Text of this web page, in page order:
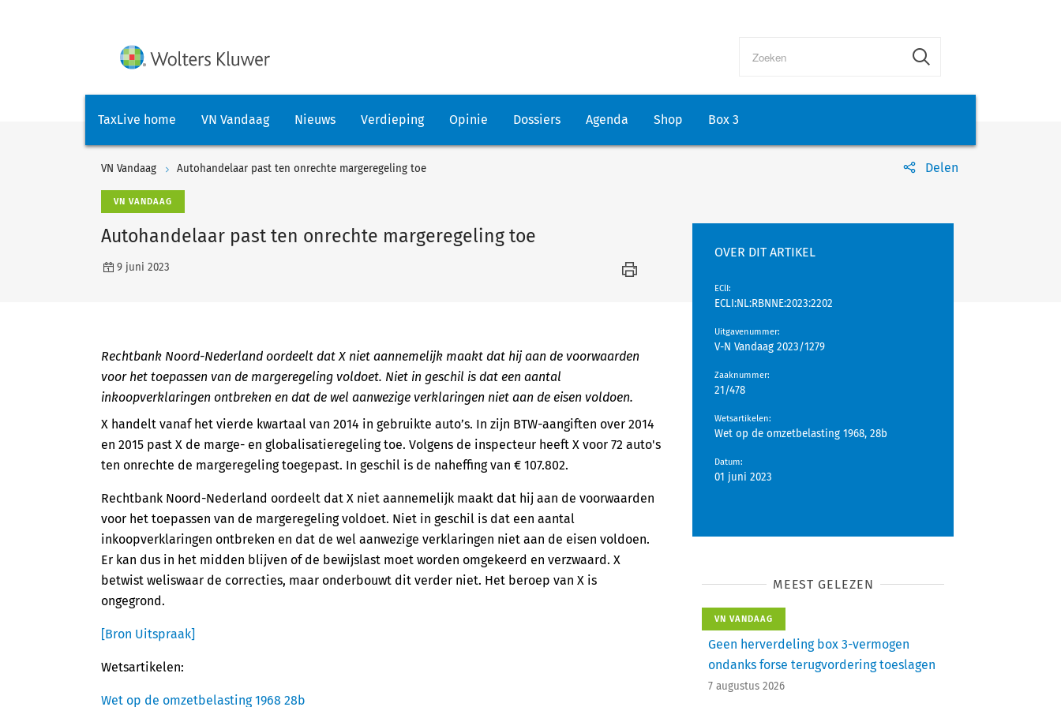
TaxLive home VN Vandaag Nieuws Verdieping Opinie Dossiers Agenda Shop Box 3
VN Vandaag Autohandelaar past ten onrechte margeregeling toe Delen
VN VANDAAG
Autohandelaar past ten onrechte margeregeling toe
9 juni 2023
Rechtbank Noord-Nederland oordeelt dat X niet aannemelijk maakt dat hij aan de voorwaarden
voor het toepassen van de margeregeling voldoet. Niet in geschil is dat een aantal
inkoopverklaringen ontbreken en dat de wel aanwezige verklaringen niet aan de eisen voldoen.
X handelt vanaf het vierde kwartaal van 2014 in gebruikte auto’s. In zijn BTW-aangiften over 2014
en 2015 past X de marge- en globalisatieregeling toe. Volgens de inspecteur heeft X voor 72 auto's
ten onrechte de margeregeling toegepast. In geschil is de naheffing van € 107.802.
Rechtbank Noord-Nederland oordeelt dat X niet aannemelijk maakt dat hij aan de voorwaarden
voor het toepassen van de margeregeling voldoet. Niet in geschil is dat een aantal
inkoopverklaringen ontbreken en dat de wel aanwezige verklaringen niet aan de eisen voldoen.
Er kan dus in het midden blijven of de bewijslast moet worden omgekeerd en verzwaard. X
betwist weliswaar de correcties, maar onderbouwt dit verder niet. Het beroep van X is
ongegrond.
[Bron Uitspraak]
Wetsartikelen:
Wet op de omzetbelasting 1968 28b
OVER DIT ARTIKEL
EClI:
ECLI:NL:RBNNE:2023:2202
Uitgavenummer:
V-N Vandaag 2023/1279
Zaaknummer:
21/478
Wetsartikelen:
Wet op de omzetbelasting 1968, 28b
Datum:
01 juni 2023
MEEST GELEZEN
VN VANDAAG
Geen herverdeling box 3-vermogen
ondanks forse terugvordering toeslagen
7 augustus 2026